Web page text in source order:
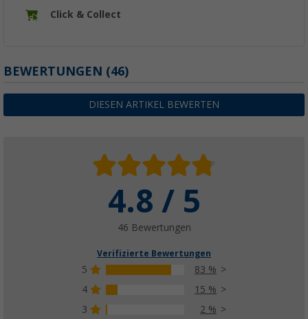
Click & Collect
BEWERTUNGEN (46)
DIESEN ARTIKEL BEWERTEN
4.8 / 5
46 Bewertungen
Verifizierte Bewertungen
5
83 %
4
15 %
3
2 %